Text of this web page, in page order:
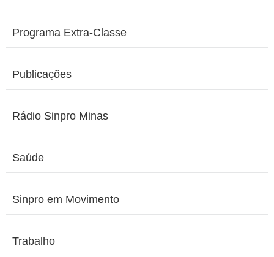
Programa Extra-Classe
Publicações
Rádio Sinpro Minas
Saúde
Sinpro em Movimento
Trabalho